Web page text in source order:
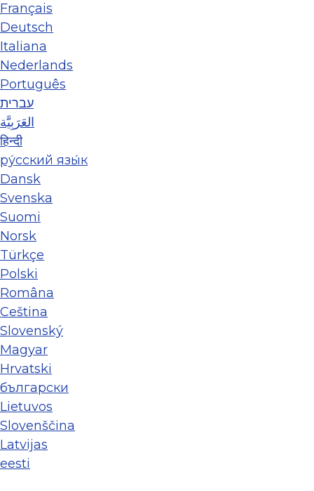
Français
Deutsch
Italiana
Nederlands
Português
עברית
العَرَبِيَّة
हिन्दी
ру́сский язы́к
Dansk
Svenska
Suomi
Norsk
Türkçe
Polski
Româna
Ceština
Slovenský
Magyar
Hrvatski
български
Lietuvos
Slovenščina
Latvijas
eesti